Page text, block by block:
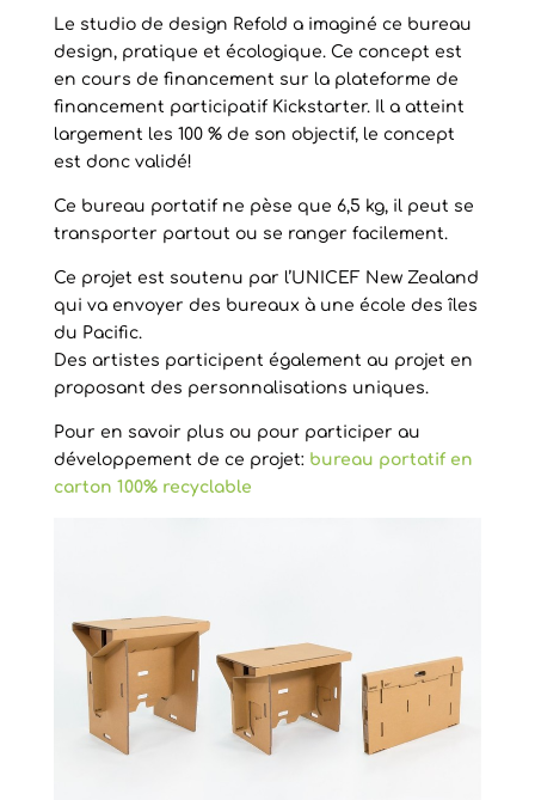
Le studio de design Refold a imaginé ce bureau
design, pratique et écologique. Ce concept est
en cours de financement sur la plateforme de
financement participatif Kickstarter. Il a atteint
largement les 100 % de son objectif, le concept
est donc validé!
Ce bureau portatif ne pèse que 6,5 kg, il peut se
transporter partout ou se ranger facilement.
Ce projet est soutenu par l’UNICEF New Zealand
qui va envoyer des bureaux à une école des îles
du Pacific.
Des artistes participent également au projet en
proposant des personnalisations uniques.
Pour en savoir plus ou pour participer au
développement de ce projet: bureau portatif en
carton 100% recyclable